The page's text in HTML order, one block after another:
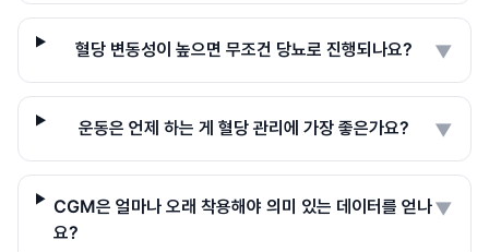
혈당 변동성이 높으면 무조건 당뇨로 진행되나요? ▼
운동은 언제 하는 게 혈당 관리에 가장 좋은가요? ▼
CGM은 얼마나 오래 착용해야 의미 있는 데이터를 얻나
요?
▼